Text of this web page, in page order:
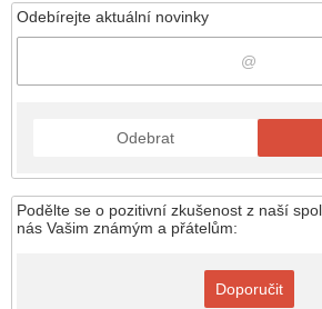
Odebírejte aktuální novinky
Odebrat
Podělte se o pozitivní zkušenost z naší
nás Vašim známým a přátelům:
Doporučit